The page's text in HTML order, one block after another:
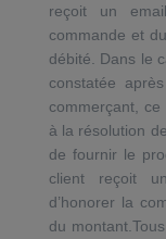
reçoit un
commande et
débité. Dans le
constatée
commerçant,
à la résolution
de fournir le
client reçoit
d’honorer la
du